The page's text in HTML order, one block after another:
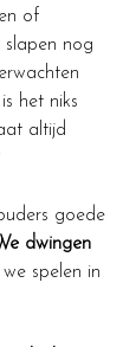
of
nog
het niks
altijd
goede
dwingen
we spelen in